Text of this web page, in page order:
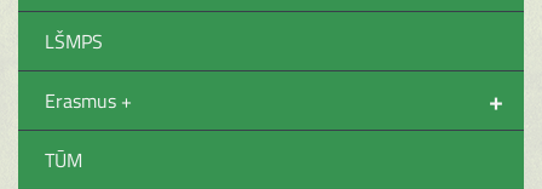
LŠMPS
+
Erasmus +
TŪM